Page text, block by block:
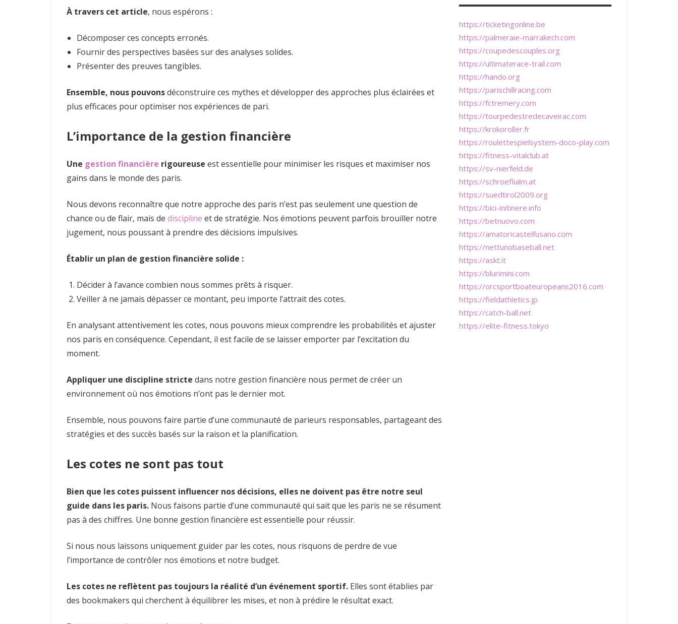
À travers cet article, nous espérons :
Décomposer ces concepts erronés.
Fournir des perspectives basées sur des analyses solides.
Présenter des preuves tangibles.
Ensemble, nous pouvonsdéconstruire ces mythes et développer des approches plus éclairées et
plus efficaces pour optimiser nos expériences de pari.
L’importance de la gestion financière
Une gestion financière rigoureuse est essentielle pour minimiser les risques et maximiser nos
gains dans le monde des paris.
Nous devons reconnaître que notre approche des paris n’est pas seulement une question de
chance ou de flair, mais de discipline et de stratégie. Nos émotions peuvent parfois brouiller notre
jugement, nous poussant à prendre des décisions impulsives.
Établir un plan de gestion financière solide :
Décider à l’avance combien nous sommes prêts à risquer.
Veiller à ne jamais dépasser ce montant, peu importe l’attrait des cotes.
En analysant attentivement les cotes, nous pouvons mieux comprendre les probabilités et ajuster
nos paris en conséquence. Cependant, il est facile de se laisser emporter par l’excitation du
moment.
Appliquer une discipline stricte dans notre gestion financière nous permet de créer un
environnement où nos émotions n’ont pas le dernier mot.
Ensemble, nous pouvons faire partie d’une communauté de parieurs responsables, partageant des
stratégies et des succès basés sur la raison et la planification.
Les cotes ne sont pas tout
Bien que les cotes puissent influencer nos décisions, elles ne doivent pas être notre seul
guide dans les paris. Nous faisons partie d’une communauté qui sait que les paris ne se résument
pas à des chiffres. Une bonne gestion financière est essentielle pour réussir.
Si nous nous laissons uniquement guider par les cotes, nous risquons de perdre de vue
l’importance de contrôler nos émotions et notre budget.
Les cotes ne reflètent pas toujours la réalité d’un événement sportif. Elles sont établies par
des bookmakers qui cherchent à équilibrer les mises, et non à prédire le résultat exact.
https://ticketingonline.be
https://palmeraie-marrakech.com
https://coupedescouples.org
https://ultimaterace-trail.com
https://hando.org
https://parischillracing.com
https://fctremery.com
https://tourpedestredecaveirac.com
https://krokoroller.fr
https://roulettespielsystem-doco-play.com
https://fitness-vitalclub.at
https://sv-nierfeld.de
https://schroeflialm.at
https://suedtirol2009.org
https://bici-initinere.info
https://betnuovo.com
https://amatoricastelfusano.com
https://nettunobaseball.net
https://askt.it
https://blurimini.com
https://orcsportboateuropeans2016.com
https://fieldathletics.jp
https://catch-ball.net
https://elite-fitness.tokyo